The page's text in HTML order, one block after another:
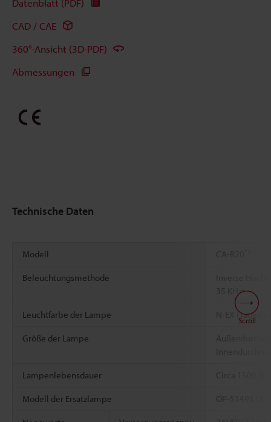
CAD / CAE
360°-Ansicht (3D-PDF)
Abmessungen
Technische Daten
Modell CA-R20
Beleuchtungsmethode
35 KHz)
Leuchtfarbe der Lampe N-EX
Größe der Lampe
Lampenlebensdauer Circa 1500
Modell der Ersatzlampe OP-51495 (2)
Scroll